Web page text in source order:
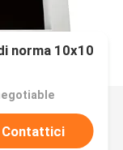
norma 10x10
Contattici